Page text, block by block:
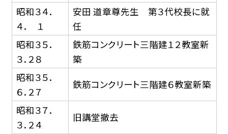
昭和３４．
４． １
安田 道章尊先生 第３代校長に就
任
昭和３５．
３．２８
鉄筋コンクリート三階建１２教室新
築
昭和３５．
６．２７
鉄筋コンクリート三階建６教室新築
昭和３７．
３．２４
旧講堂撤去